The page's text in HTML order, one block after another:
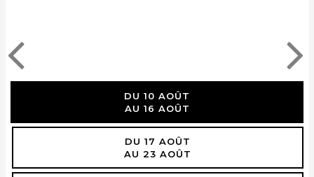
DU 10 AOÛT
AU 16 AOÛT
DU 17 AOÛT
AU 23 AOÛT